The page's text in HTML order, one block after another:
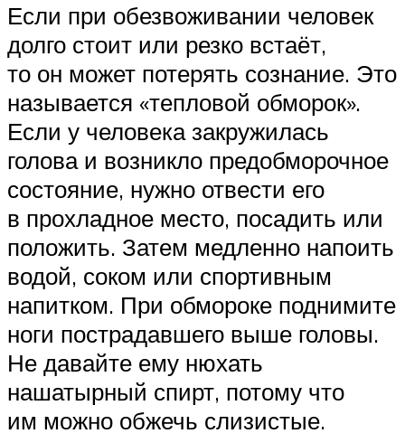
Если при обезвоживании человек
долго стоит или резко встаёт,
то он может потерять сознание. Это
называется «тепловой обморок».
Если у человека закружилась
голова и возникло предобморочное
состояние, нужно отвести его
в прохладное место, посадить или
положить. Затем медленно напоить
водой, соком или спортивным
напитком. При обмороке поднимите
ноги пострадавшего выше головы.
Не давайте ему нюхать
нашатырный спирт, потому что
им можно обжечь слизистые.